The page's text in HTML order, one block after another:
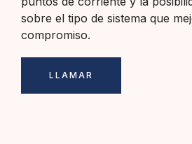
sobre el tipo de sistema que
compromiso.
LLAMAR